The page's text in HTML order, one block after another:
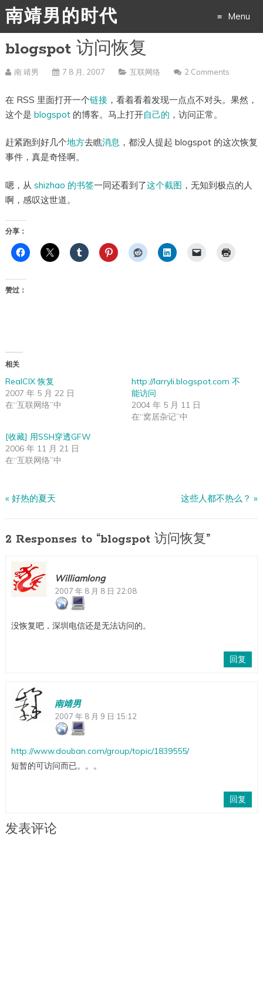
南靖男的时代 Menu
to
content
blogspot 访问恢复
南 靖男 7 8 月, 2007 互联网络 2 Comments
在 RSS 里面打开一个链接，看着看着发现一点点不对头。果然，
这个是 blogspot的博客。马上打开自己的 ，访问正常。
赶紧跑到好几个地方去瞧消息 ，都没人提起 blogspot 的这次恢复
事件，真是奇怪啊。
嗯，从 shizhao 的书签一同还看到了这个截图 ，无知到极点的人
啊，感叹这世道。
分享：
赞过：
相关
RealCIX 恢复
2007 年 5 月 22 日
在“互联网络”中
http://larryli.blogspot.com 不
能访问
2004 年 5 月 11 日
在“窝居杂记”中
[收藏] 用SSH穿透GFW
2006 年 11 月 21 日
在“互联网络”中
« 好热的夏天 这些人都不热么？ »
2 Responses to “blogspot 访问恢复”
Williamlong
2007 年 8 月 8 日 22:08
没恢复吧，深圳电信还是无法访问的。
回复
南靖男
2007 年 8 月 9 日 15:12
http://www.douban.com/group/topic/1839555/
短暂的可访问而已。。。
回复
发表评论